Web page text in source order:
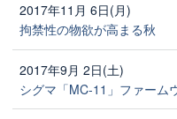
2017年11月 6日(月)
拘禁性の物欲が高まる秋
2017年9月 2日(土)
シグマ「MC-11」ファーム